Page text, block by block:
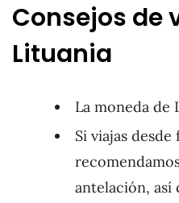
Consejos de
Lituania
La moneda de
Si viajas
antelación, así